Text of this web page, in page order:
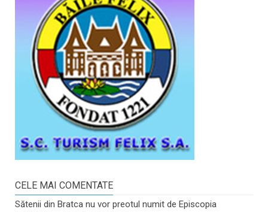
CELE MAI COMENTATE
Sătenii din Bratca nu vor preotul numit de Episcopia